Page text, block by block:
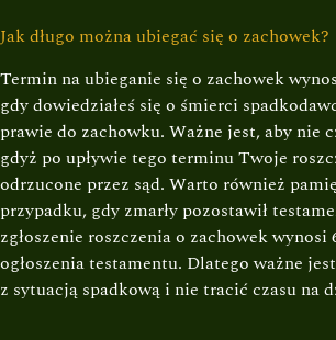
Jak długo można ubiegać się o zachowek?
Termin na ubieganie się o zachowek
gdy dowiedziałeś się o śmierci
prawie do zachowku. Ważne jest, aby nie
gdyż po upływie tego terminu Twoje
odrzucone przez sąd. Warto również
przypadku, gdy zmarły pozostawił
zgłoszenie roszczenia o zachowek
ogłoszenia testamentu. Dlatego ważne
z sytuacją spadkową i nie tracić czasu na